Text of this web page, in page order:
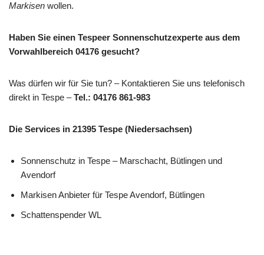
Markisen wollen.
Haben Sie einen Tespeer Sonnenschutzexperte aus dem
Vorwahlbereich 04176 gesucht?
Was dürfen wir für Sie tun? – Kontaktieren Sie uns telefonisch
direkt in Tespe –Tel.: 04176 861-983
Die Services in 21395 Tespe (Niedersachsen)
Sonnenschutz in Tespe – Marschacht, Bütlingen und
Avendorf
Markisen Anbieter für Tespe Avendorf, Bütlingen
Schattenspender WL